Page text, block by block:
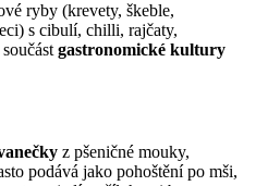
ryby (krevety, škeble,
s cibulí, chilli, rajčaty,
gastronomické kultury
z pšeničné mouky,
podává jako pohoštění po mši,